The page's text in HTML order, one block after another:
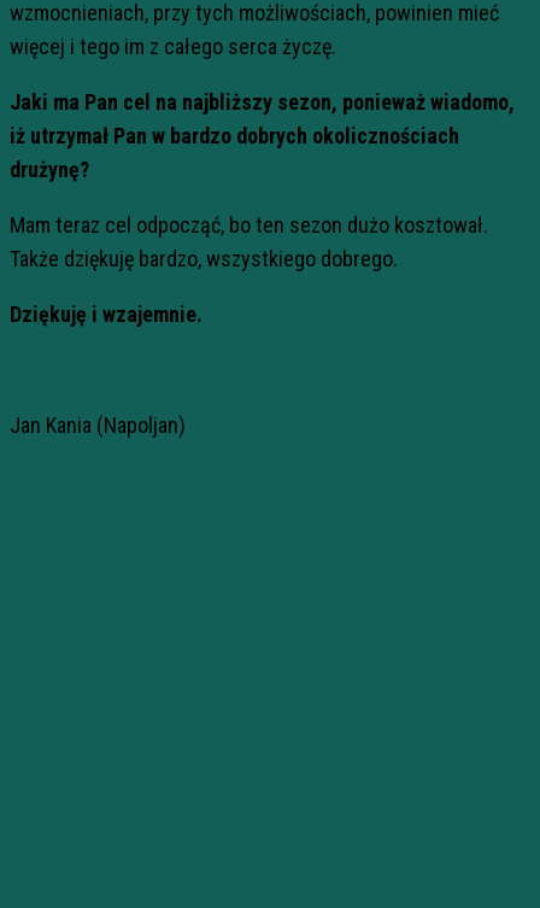
wzmocnieniach, przy tych możliwościach, powinien mieć
więcej i tego im z całego serca życzę.
Jaki ma Pan cel na najbliższy sezon, ponieważ wiadomo,
iż utrzymał Pan w bardzo dobrych okolicznościach
drużynę?
Mam teraz cel odpocząć, bo ten sezon dużo kosztował.
Także dziękuję bardzo, wszystkiego dobrego.
Dziękuję i wzajemnie.
Jan Kania (Napoljan)